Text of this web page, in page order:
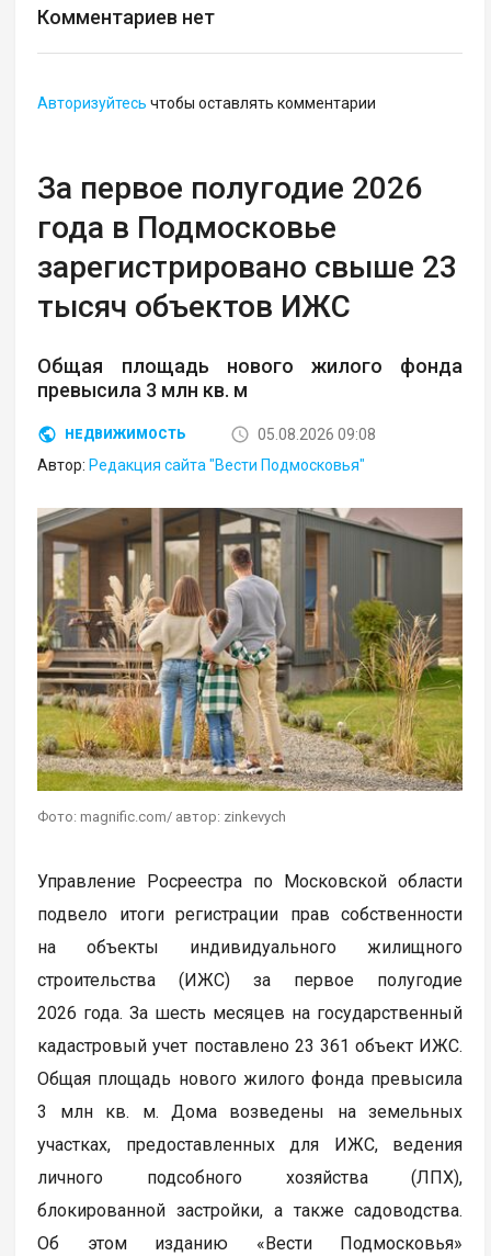
Комментариев нет
Авторизуйтесь чтобы оставлять комментарии
За первое полугодие 2026
года в Подмосковье
зарегистрировано свыше 23
тысяч объектов ИЖС
Общая площадь нового жилого фонда
превысила 3 млн кв. м
НЕДВИЖИМОСТЬ
05.08.2026 09:08
Автор: Редакция сайта "Вести Подмосковья"
Фото: magnific.com/ автор: zinkevych
Управление Росреестра по Московской области
подвело итоги регистрации прав собственности
на объекты индивидуального жилищного
строительства (ИЖС) за первое полугодие
2026 года. За шесть месяцев на государственный
кадастровый учет поставлено 23 361 объект ИЖС.
Общая площадь нового жилого фонда превысила
3 млн кв. м. Дома возведены на земельных
участках, предоставленных для ИЖС, ведения
личного подсобного хозяйства (ЛПХ),
блокированной застройки, а также садоводства.
Об этом изданию «Вести Подмосковья»